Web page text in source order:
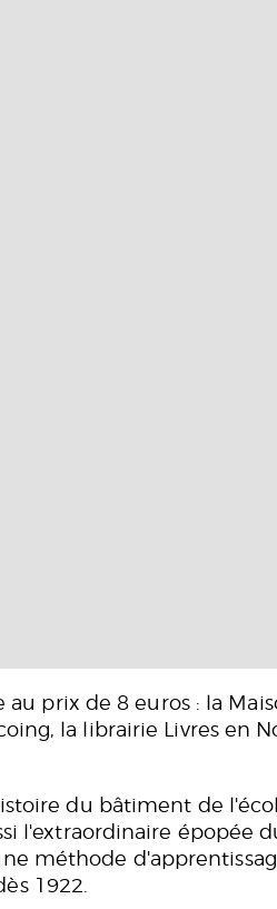
prix de 8 euros : la
la librairie Livres en
du bâtiment de
l'extraordinaire épopée
méthode
1922.